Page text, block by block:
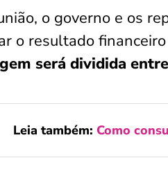
o governo e os
o resultado
será dividida
Leia também: Como